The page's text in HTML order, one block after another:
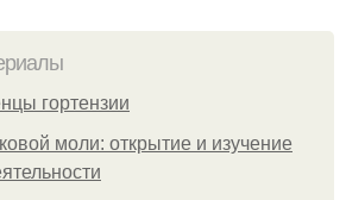
гортензии
моли: открытие и изучение